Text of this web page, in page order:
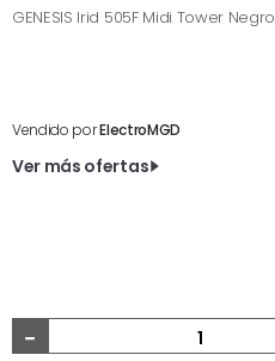
GENESIS Irid 505F Midi Tower Negro
Vendido porElectroMGD
Ver más ofertas
-